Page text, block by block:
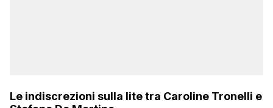
Le indiscrezioni sulla lite tra Caroline Tronelli e